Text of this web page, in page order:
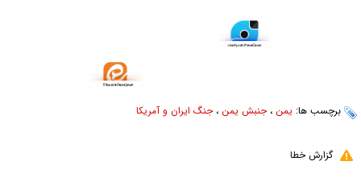
برچسب ها: یمن ،جنبش یمن ،جنگ ایران و آمریکا
گزارش خطا